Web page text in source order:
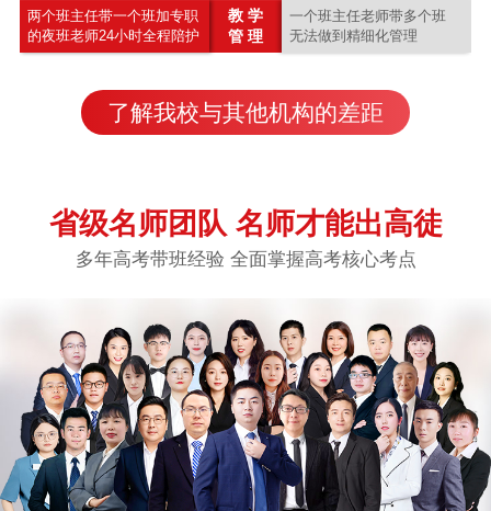
两个班主任带一个班加专职
的夜班老师24小时全程陪护
教 学
管 理
一个班主任老师带多个班
无法做到精细化管理
了解我校与其他机构的差距
省级名师团队 名师才能出高徒
多年高考带班经验 全面掌握高考核心考点